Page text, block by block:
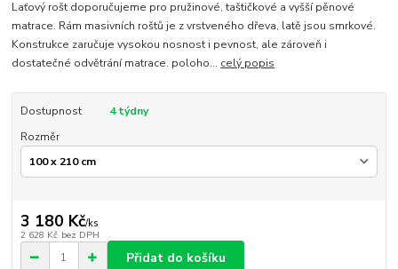
Laťový rošt doporučujeme pro pružinové, taštičkové a vyšší pěnové
matrace. Rám masivních roštů je z vrstveného dřeva, latě jsou smrkové.
Konstrukce zaručuje vysokou nosnost i pevnost, ale zároveň i
dostatečné odvětrání matrace. poloho... celý popis
Dostupnost
4 týdny
Rozměr
3 180 Kč/ks
2 628 Kč bez DPH
Přidat do košíku